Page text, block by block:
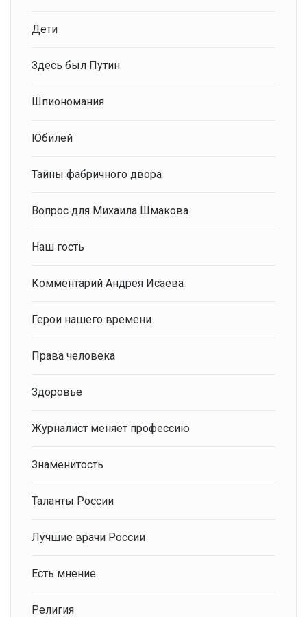
Дети
Здесь был Путин
Шпиономания
Юбилей
Тайны фабричного двора
Вопрос для Михаила Шмакова
Наш гость
Комментарий Андрея Исаева
Герои нашего времени
Права человека
Здоровье
Журналист меняет профессию
Знаменитость
Таланты России
Лучшие врачи России
Есть мнение
Религия